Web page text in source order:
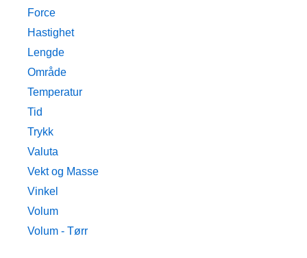
Force
Hastighet
Lengde
Område
Temperatur
Tid
Trykk
Valuta
Vekt og Masse
Vinkel
Volum
Volum - Tørr